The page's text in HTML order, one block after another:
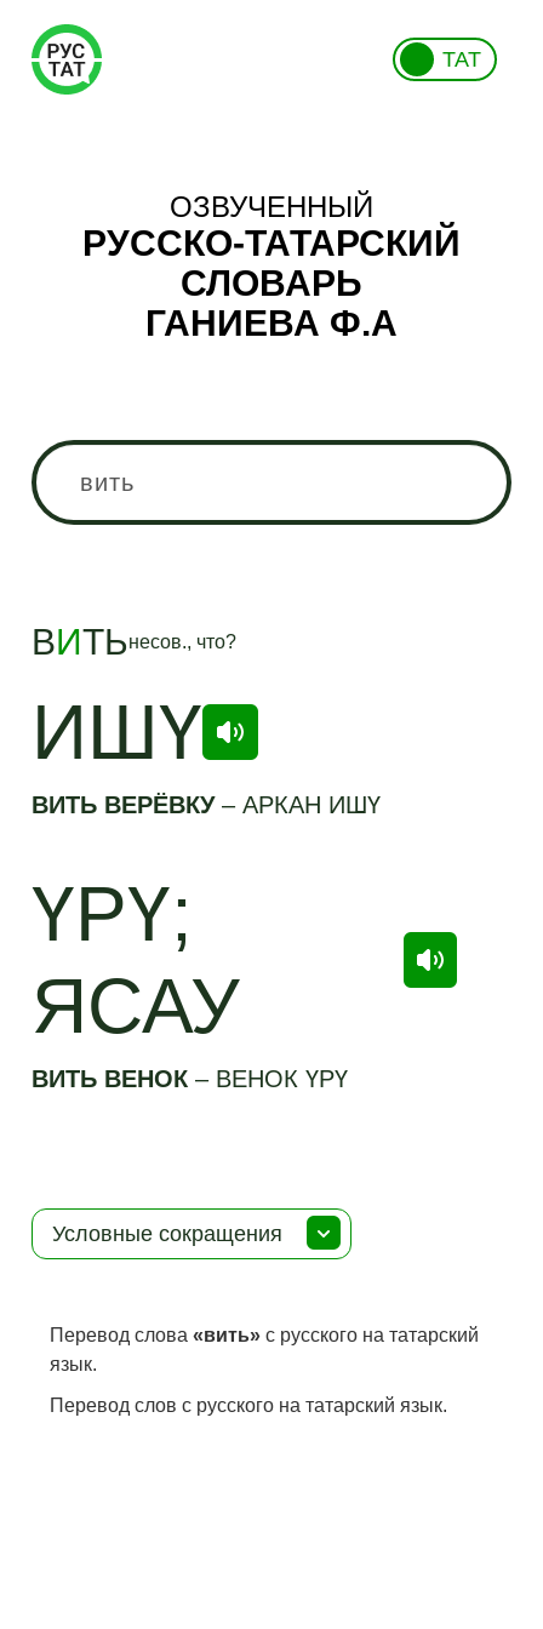
ТАТ
ОЗВУЧЕННЫЙ
РУССКО-ТАТАРСКИЙ
СЛОВАРЬ
ГАНИЕВА Ф.А
ВИТЬнесов., что?
ИШҮ
ВИТЬ ВЕРЁВКУ–АРКАН ИШҮ
ҮРҮ;
ЯСАУ
ВИТЬ ВЕНОК– ВЕНОК ҮРҮ
Условные сокращения
Перевод слова«вить» с русского на татарский
язык.
Перевод слов с русского на татарский язык.